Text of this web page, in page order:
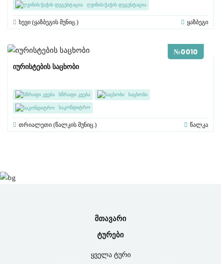
ღვინის/ჭაჭის დეგუსტაცია
ხევი (ყაზბეგის მუნიც.) ყაზბეგი
№0010
იურისტების საცხობი
სწრაფი კვება საცხობი
საკონდიტრო
თრიალეთი (წალკის მუნიც.) წალკა
მთავარი
ტურები
ყველა ტური